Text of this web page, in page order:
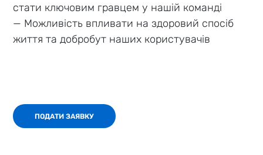
стати ключовим гравцем у нашій команді
— Можливість впливати на здоровий спосіб
життя та добробут наших користувачів
ПОДАТИ ЗАЯВКУ